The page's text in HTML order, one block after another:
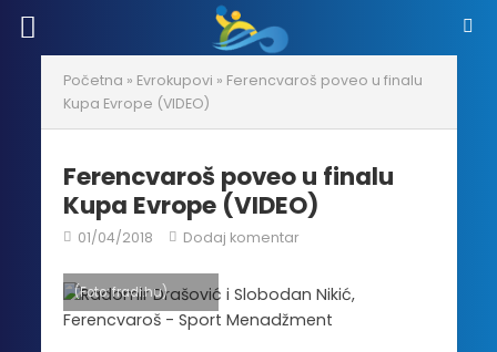
Početna » Evrokupovi » Ferencvaroš poveo u finalu
Kupa Evrope (VIDEO)
Ferencvaroš poveo u finalu
Kupa Evrope (VIDEO)
01/04/2018 Dodaj komentar
(Foto: fradi.hu)